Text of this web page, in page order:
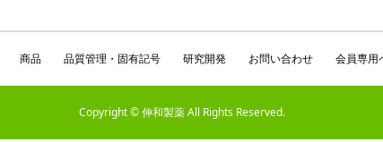
商品 品質管理・固有記号 研究開発 お問い合わせ 会員専用
Copyright © 伸和製薬 All Rights Reserved.